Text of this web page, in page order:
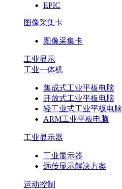
EPIC
图像采集卡
图像采集卡
工业显示
工业一体机
集成式工业平板电脑
开放式工业平板电脑
轻工业式工业平板电脑
ARM工业平板电脑
工业显示器
工业显示器
远传显示解决方案
运动控制